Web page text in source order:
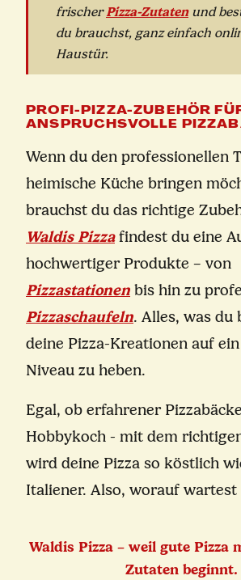
frischerPizza-Zutatenund
du brauchst, ganz einfach
Haustür.
PROFI-PIZZA-ZUBEHÖR
ANSPRUCHSVOLLE
Wenn du den professionellen
heimische Küche bringen
brauchst du das richtige
Waldis Pizzafindest du eine
hochwertiger Produkte – von
Pizzastationen bis hin zu
Pizzaschaufeln. Alles, was du
deine Pizza-Kreationen auf
Niveau zu heben.
Egal, ob erfahrener
Hobbykoch - mit dem
wird deine Pizza so köstlich
Italiener. Also, worauf wartest
Waldis Pizza – weil gute Pizza
Zutaten beginnt.